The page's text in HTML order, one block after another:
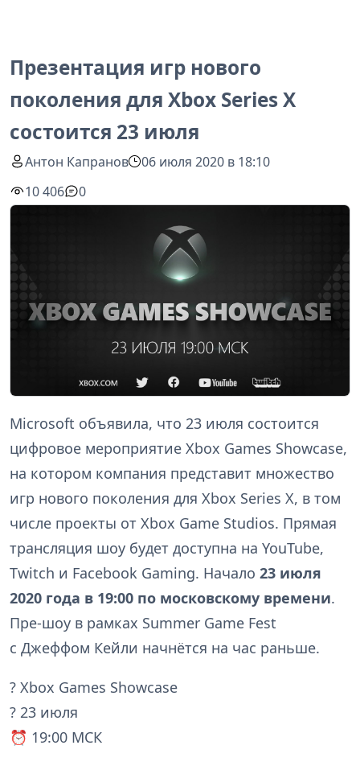
Презентация игр нового
поколения для Xbox Series X
состоится 23 июля
Антон Капранов
06 июля 2020 в 18:10
10 406
0
Microsoft объявила, что 23 июля состоится
цифровое мероприятие Xbox Games Showcase,
на котором компания представит множество
игр нового поколения для Xbox Series X, в том
числе проекты от Xbox Game Studios. Прямая
трансляция шоу будет доступна на YouTube,
Twitch и Facebook Gaming. Начало 23 июля
2020 года в 19:00 по московскому времени.
Пре-шоу в рамках Summer Game Fest
с Джеффом Кейли начнётся на час раньше.
? Xbox Games Showcase
? 23 июля
⏰ 19:00 МСК